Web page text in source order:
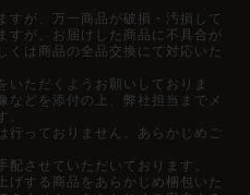
すが、万一商品が破損・汚損して
すが、お届けした商品に不具合が
くは商品の全品交換にて対応いた
いただくようお願いしておりま
などを添付の上、弊社担当までメ
。
行っておりません。あらかじめご
させていただいております。
げする商品をあらかじめ梱包いた